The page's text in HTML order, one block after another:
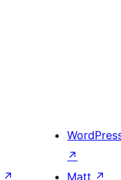
↗
↗
Matt ↗